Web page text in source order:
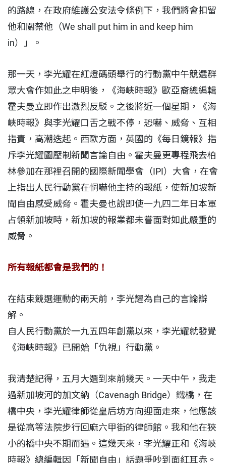
的路線，在政府維護公安法令條例下，我們將會扣留
他和關禁他（We shall put him in and keep him
in）」。
那一天，李光耀在紅燈碼頭舉行的行動黨中午競選群
眾大會作如此之申明後，《海峽時報》歐亞裔總編輯
霍夫曼立即作出激烈反駁。之後將近一個星期，《海
峽時報》與李光耀口舌之戰不停，恐嚇、威脅、互相
指責，高潮迭起。西歐方面，英國的《每日鏡報》指
斥李光耀圖壓制新聞言論自由。霍夫曼更專程飛去柏
林參加在那裡召開的國際新聞學會（IPI）大會，在會
上指出人民行動黨在恫嚇他主持的報紙，使新加坡新
聞自由感受威脅。霍夫曼也說即使一九四二年日本軍
占領新加坡時，新加坡的報業都未嘗面對如此嚴重的
威脅。
所有報紙都會是我們的！
在結束競選運動的兩天前，李光耀為自己的言論辯
解。
自人民行動黨於一九五四年創黨以來，李光耀就發覺
《海峽時報》已開始「仇視」行動黨。
我清楚記得，五月大選到來前幾天。一天中午，我走
過新加坡河的加文納（Cavenagh Bridge）鐵橋，在
橋中央，李光耀律師從皇后坊方向迎面走來，他應該
是從高等法院步行回麻六甲街的律師館。我和他在狹
小的橋中央不期而遇。這幾天來，李光耀正和《海峽
時報》總編輯因「新聞自由」話題爭吵到面紅耳赤。